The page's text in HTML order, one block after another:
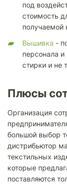
под
стоимость
получаемой
Вышивка -
персонала
стирки и не
Плюсы
Организация
большой выбор
дистрибьютор
текстильных
которые
поставляются